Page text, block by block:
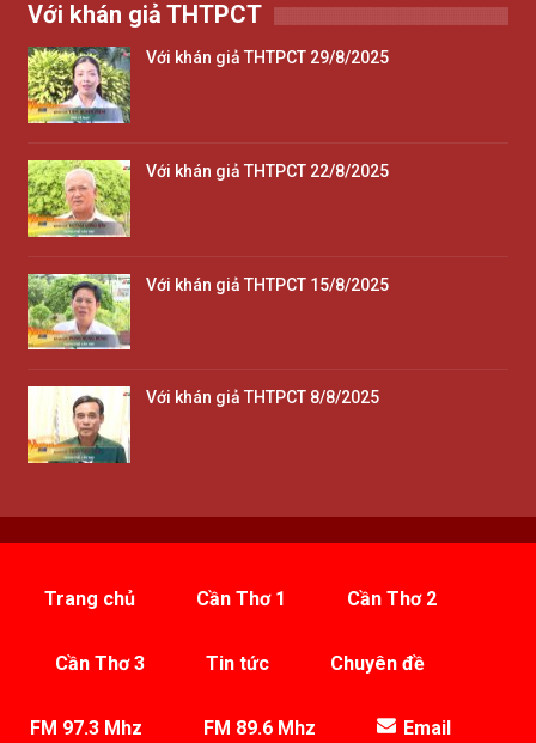
Với khán giả THTPCT
Với khán giả THTPCT 29/8/2025
Với khán giả THTPCT 22/8/2025
Với khán giả THTPCT 15/8/2025
Với khán giả THTPCT 8/8/2025
Trang chủ Cần Thơ 1 Cần Thơ 2
Cần Thơ 3 Tin tức Chuyên đề
FM 97.3 Mhz FM 89.6 Mhz Email